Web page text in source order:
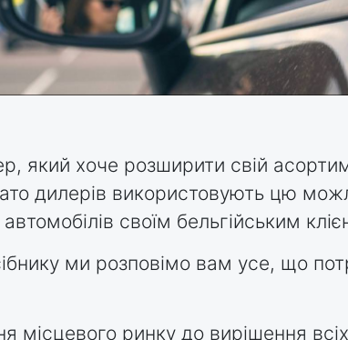
який хоче розширити свій
дилерів використовують цю
своїм бельгійським
ми розповімо вам усе, що
місцевого ринку до вирішення